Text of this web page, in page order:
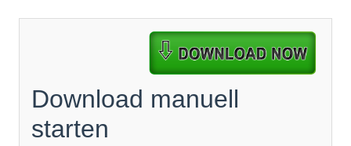
Download manuell
starten